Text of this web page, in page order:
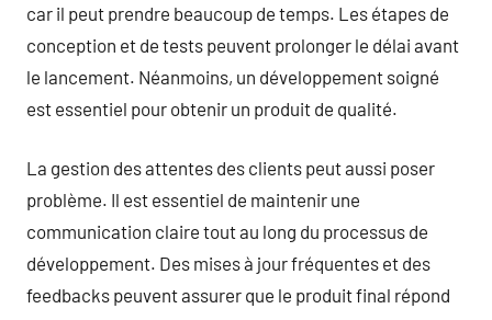
car il peut prendre beaucoup de temps. Les étapes de
conception et de tests peuvent prolonger le délai avant
le lancement. Néanmoins, un développement soigné
est essentiel pour obtenir un produit de qualité.
La gestion des attentes des clients peut aussi poser
problème. Il est essentiel de maintenir une
communication claire tout au long du processus de
développement. Des mises à jour fréquentes et des
feedbacks peuvent assurer que le produit final répond